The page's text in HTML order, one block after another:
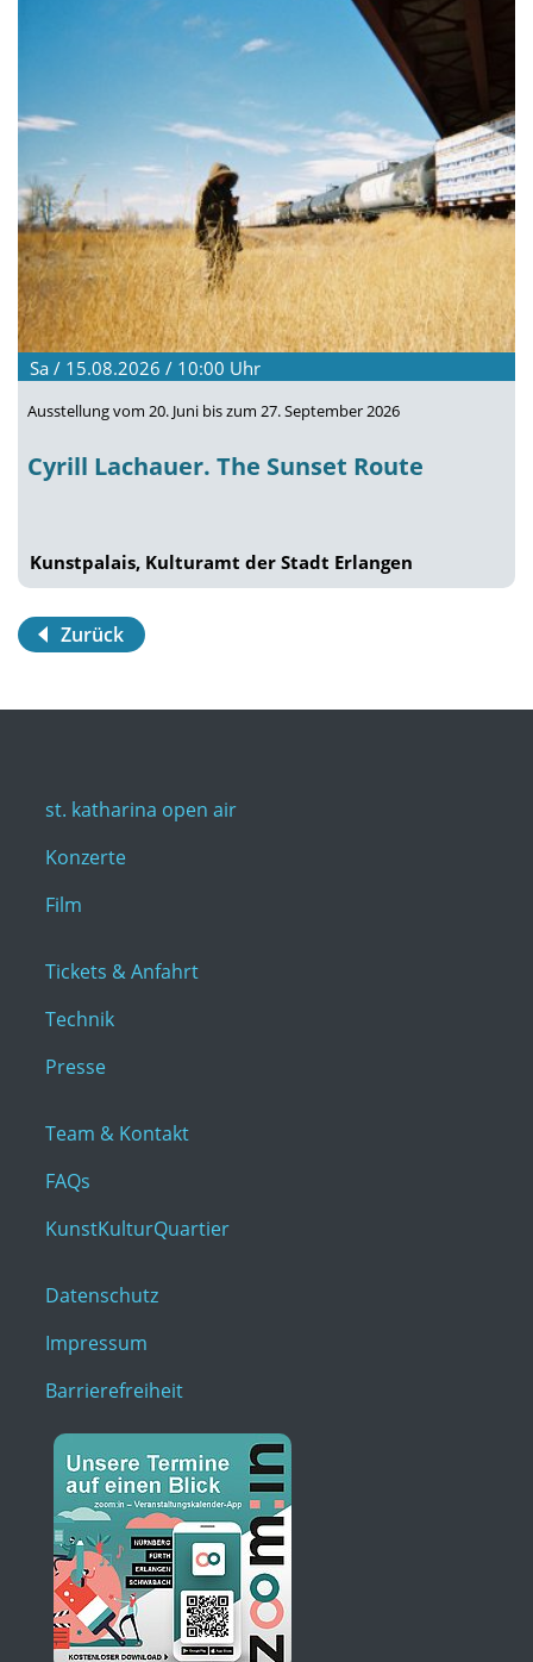
Sa / 15.08.2026 / 10:00 Uhr
Ausstellung vom 20. Juni bis zum 27. September 2026
Cyrill Lachauer. The Sunset Route
Kunstpalais, Kulturamt der Stadt Erlangen
Zurück
st. katharina open air
Konzerte
Film
Tickets & Anfahrt
Technik
Presse
Team & Kontakt
FAQs
KunstKulturQuartier
Datenschutz
Impressum
Barrierefreiheit